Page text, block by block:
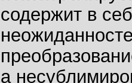
содержит в
а